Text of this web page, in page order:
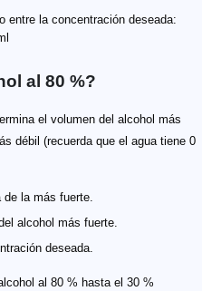
entre la concentración deseada:
al 80 %?
el volumen del alcohol más
débil (recuerda que el agua tiene 0
la más fuerte.
alcohol más fuerte.
deseada.
al 80 % hasta el 30 %